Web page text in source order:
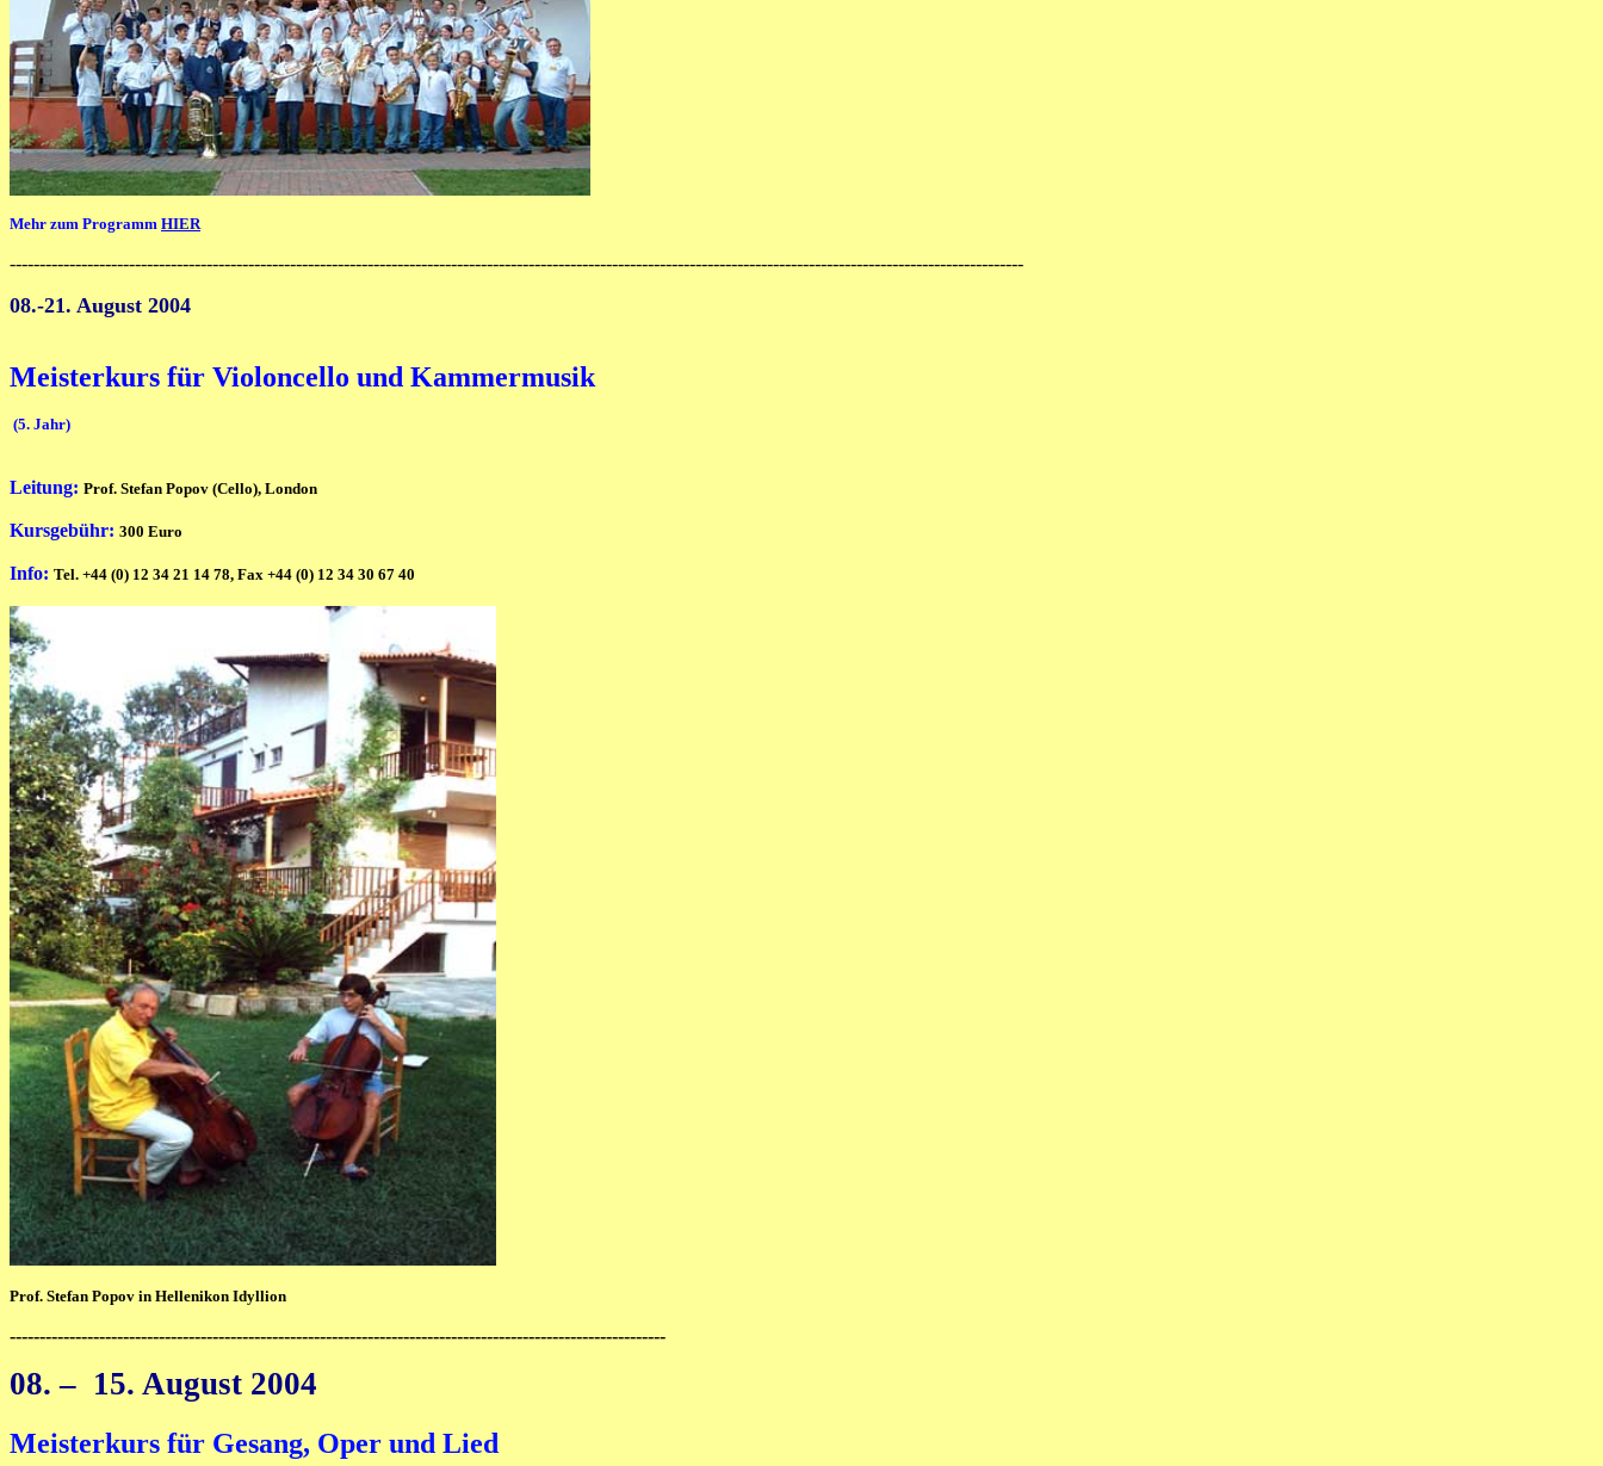
Mehr zum Programm HIER
--------------------------------------------------------------------------------------------------------------------------------------------------------------------------
08.-21. August 2004
Meisterkurs für Violoncello und Kammermusik
(5. Jahr)
Leitung: Prof. Stefan Popov (Cello), London
Kursgebühr: 300 Euro
Info: Tel. +44 (0) 12 34 21 14 78, Fax +44 (0) 12 34 30 67 40
Prof. Stefan Popov in Hellenikon Idyllion
--------------------------------------------------------------------------------------------------------------
08. – 15. August 2004
Meisterkurs für Gesang, Oper und Lied